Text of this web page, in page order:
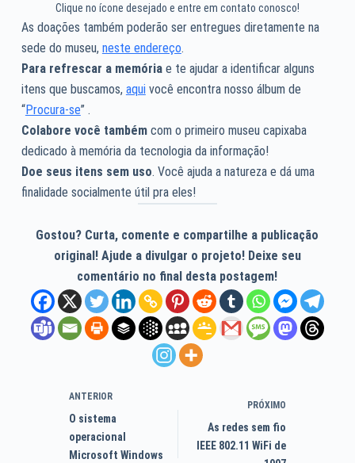
Clique no ícone desejado e entre em contato conosco!
As doações também poderão ser entregues diretamente na
sede do museu, neste endereço.
Para refrescar a memóriae te ajudar a identificar alguns
itens que buscamos, aquivocê encontra nosso álbum de
“Procura-se” .
Colabore você tambémcom o primeiro museu capixaba
dedicado à memória da tecnologia da informação!
Doe seus itens sem uso. Você ajuda a natureza e dá uma
finalidade socialmente útil pra eles!
Gostou? Curta, comente e compartilhe a publicação
original! Ajude a divulgar o projeto! Deixe seu
comentário no final desta postagem!
ANTERIOR
O sistema
operacional
Microsoft Windows
PRÓXIMO
As redes sem fio
IEEE 802.11 WiFi de